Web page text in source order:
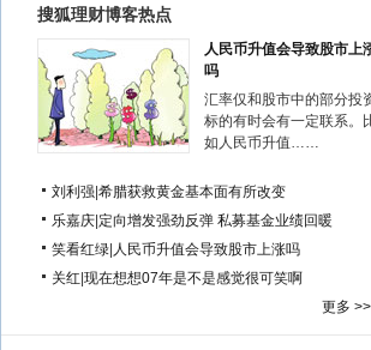
搜狐理财博客热点
人民币升值会导致股市上
吗
汇率仅和股市中的部分投
标的有时会有一定联系。
如人民币升值……
刘利强 希腊获救黄金基本面有所改变
乐嘉庆 定向增发强劲反弹 私募基金业绩回暖
笑看红绿 人民币升值会导致股市上涨吗
关红 现在想想07年是不是感觉很可笑啊
更多 >>